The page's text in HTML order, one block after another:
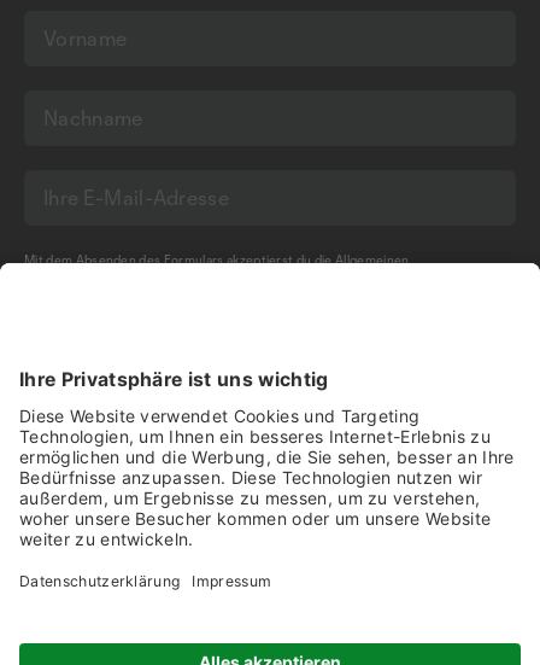
Mit dem Absenden des Formulars akzeptierst du dieAllgemeinen
Impressum Disclaimer Datenschutz